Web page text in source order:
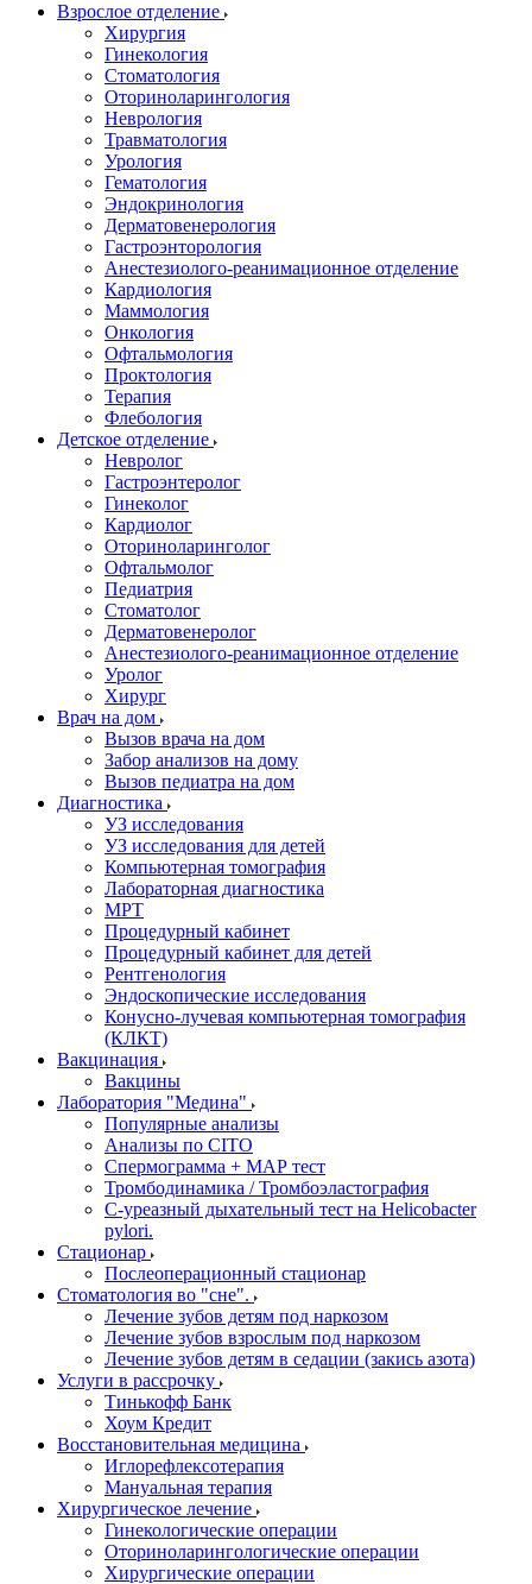
Взрослое отделение
Хирургия
Гинекология
Стоматология
Оториноларингология
Неврология
Травматология
Урология
Гематология
Эндокринология
Дерматовенерология
Гастроэнторология
Анестезиолого-реанимационное отделение
Кардиология
Маммология
Онкология
Офтальмология
Проктология
Терапия
Флебология
Детское отделение
Невролог
Гастроэнтеролог
Гинеколог
Кардиолог
Оториноларинголог
Офтальмолог
Педиатрия
Стоматолог
Дерматовенеролог
Анестезиолого-реанимационное отделение
Уролог
Хирург
Врач на дом
Вызов врача на дом
Забор анализов на дому
Вызов педиатра на дом
Диагностика
УЗ исследования
УЗ исследования для детей
Компьютерная томография
Лабораторная диагностика
МРТ
Процедурный кабинет
Процедурный кабинет для детей
Рентгенология
Эндоскопические исследования
Конусно-лучевая компьютерная томография
(КЛКТ)
Вакцинация
Вакцины
Лаборатория "Медина"
Популярные анализы
Анализы по CITO
Спермограмма + МАР тест
Тромбодинамика / Тромбоэластография
С-уреазный дыхательный тест на Helicobacter
pylori.
Стационар
Послеоперационный стационар
Стоматология во "сне".
Лечение зубов детям под наркозом
Лечение зубов взрослым под наркозом
Лечение зубов детям в седации (закись азота)
Услуги в рассрочку
Тинькофф Банк
Хоум Кредит
Восстановительная медицина
Иглорефлексотерапия
Мануальная терапия
Хирургическое лечение
Гинекологические операции
Оториноларингологические операции
Хирургические операции